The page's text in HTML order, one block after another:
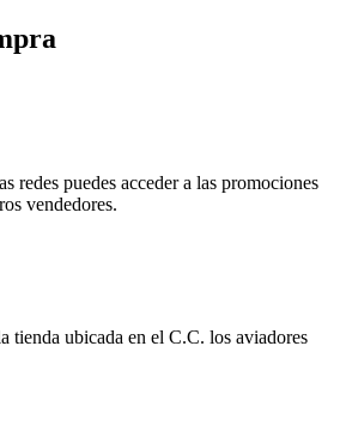
redes puedes acceder a las promociones
vendedores.
tienda ubicada en el C.C. los aviadores